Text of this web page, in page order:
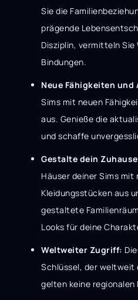
Sie die
prägende
Disziplin, vermitteln
Bindungen.
Neue Fähigkeiten
Sims mit neuen
aus. Genieße die
und schaffe
Gestalte dein
Häuser deiner Sims mit
Kleidungsstücken aus
gestaltete
Looks für deine
Weltweiter Zugriff:
Schlüssel, der weltweit
gelten keine regionalen